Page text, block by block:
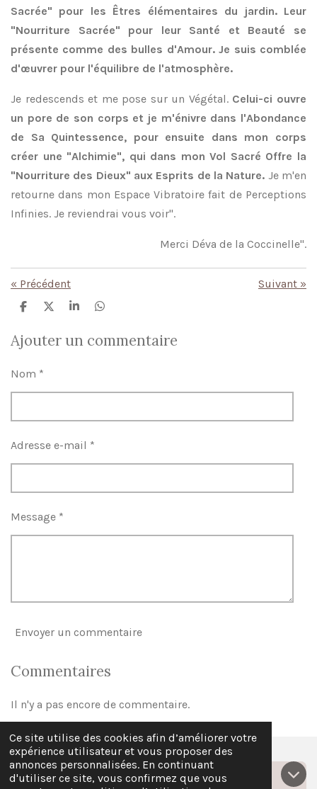
Ce site utilise des cookies afin d’améliorer votre
expérience utilisateur et vous proposer des
annonces personnalisées. En continuant
d'utiliser ce site, vous confirmez que vous
Sacrée" pour les Êtres élémentaires du jardin. Leur
"Nourriture Sacrée" pour leur Santé et Beauté se
présente comme des bulles d'Amour. Je suis comblée
d'œuvrer pour l'équilibre de l'atmosphère.
Je redescends et me pose sur un Végétal.Celui-ci ouvre
un pore de son corps et je m'énivre dans l'Abondance
de Sa Quintessence, pour ensuite dans mon corps
créer une "Alchimie", qui dans mon Vol Sacré Offre la
"Nourriture des Dieux" aux Esprits de la Nature. Je m'en
retourne dans mon Espace Vibratoire fait de Perceptions
Infinies. Je reviendrai vous voir".
Merci Déva de la Coccinelle".
« Précédent Suivant »
P
r
t
e
r
P
t
r
P
t
r
P
t
r
Ajouter un commentaire
Nom *
Adresse e-mail *
Message *
Envoyer un commentaire
Commentaires
Il n'y a pas encore de commentaire.
Covoiturage